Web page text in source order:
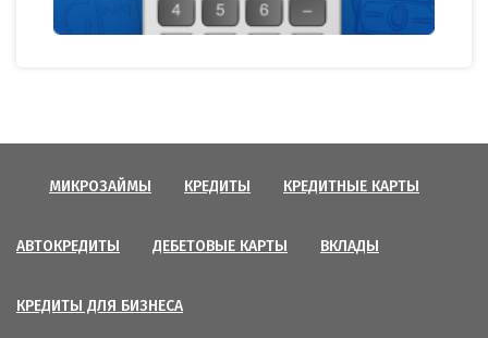
МИКРОЗАЙМЫ КРЕДИТЫ КРЕДИТНЫЕ КАРТЫ
АВТОКРЕДИТЫ ДЕБЕТОВЫЕ КАРТЫ ВКЛАДЫ
КРЕДИТЫ ДЛЯ БИЗНЕСА